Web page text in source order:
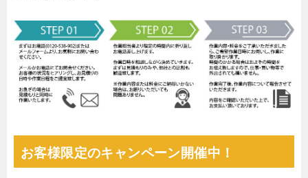
お客様限定のキャンペーン開催中！